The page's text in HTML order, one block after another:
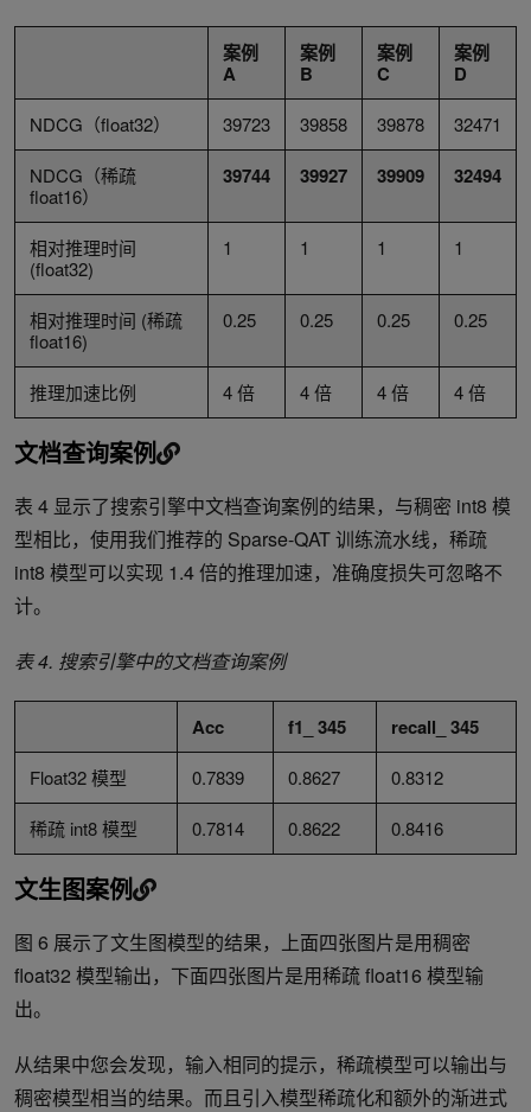
案例
A
案例
B
案例
C
案例
D
NDCG（float32） 39723 39858 39878 32471
NDCG（稀疏
float16）
39744 39927 39909 32494
相对推理时间
(float32)
1 1 1 1
相对推理时间 (稀疏
float16)
0.25 0.25 0.25 0.25
推理加速比例 4 倍 4 倍 4 倍 4 倍
文档查询案例
表 4 显示了搜索引擎中文档查询案例的结果，与稠密 int8 模
型相比，使用我们推荐的 Sparse-QAT 训练流水线，稀疏
int8 模型可以实现 1.4 倍的推理加速，准确度损失可忽略不
计。
表4. 搜索引擎中的文档查询案例
Acc f1_ 345 recall_ 345
Float32 模型 0.7839 0.8627 0.8312
稀疏 int8 模型 0.7814 0.8622 0.8416
文生图案例
图 6 展示了文生图模型的结果，上面四张图片是用稠密
float32 模型输出，下面四张图片是用稀疏 float16 模型输
出。
从结果中您会发现，输入相同的提示，稀疏模型可以输出与
稠密模型相当的结果。而且引入模型稀疏化和额外的渐进式